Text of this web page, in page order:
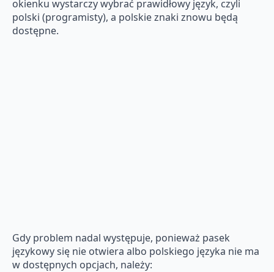
okienku wystarczy wybrać prawidłowy język, czyli
polski (programisty), a polskie znaki znowu będą
dostępne.
Gdy problem nadal występuje, ponieważ pasek
językowy się nie otwiera albo polskiego języka nie ma
w dostępnych opcjach, należy: